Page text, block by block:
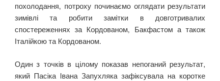
похолодання, потроху починаємо оглядати результати
зимівлі та робити замітки в довготривалих
спостереженнях за Кордованом, Бакфастом а також
Італійкою та Кордованом.
Один з точків в цілому показав непоганий результат,
який Пасіка Івана Запухляка зафіксувала на коротке